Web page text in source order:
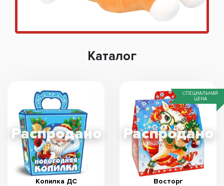
Каталог
Копилка ДС
СПЕЦИАЛЬНАЯ
ЦЕНА
Восторг